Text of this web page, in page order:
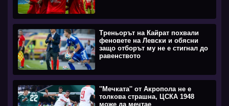
Треньорът на Кайрат похвали
феновете на Левски и обясни
защо отборът му не е стигнал до
равенството
''Мечката'' от Акропола не е
толкова страшна, ЦСКА 1948
може да мечтае